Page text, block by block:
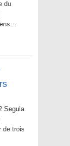
du
Segula
de trois